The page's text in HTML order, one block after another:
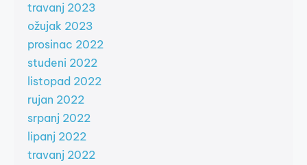
travanj 2023
ožujak 2023
prosinac 2022
studeni 2022
listopad 2022
rujan 2022
srpanj 2022
lipanj 2022
travanj 2022